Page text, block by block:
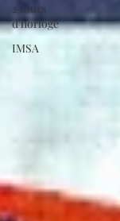
2 tours
d'horloge
IMSA